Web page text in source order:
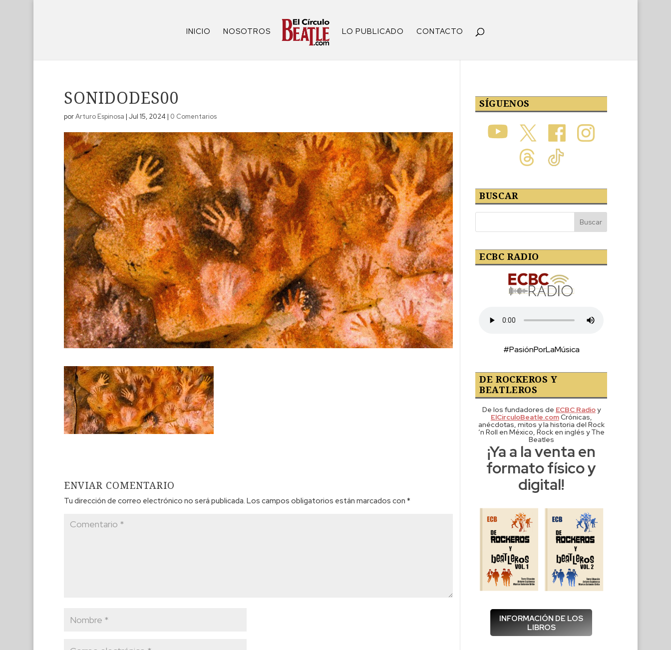
INICIO NOSOTROS LO PUBLICADO CONTACTO
SONIDODES00
porArturo Espinosa | Jul 15, 2024 | 0 Comentarios
ENVIAR COMENTARIO
Tu dirección de correo electrónico no será publicada. Los campos obligatorios están marcados con *
SÍGUENOS
BUSCAR
ECBC RADIO
#PasiónPorLaMúsica
DE ROCKEROS Y
BEATLEROS
De los fundadores de ECBC Radioy
ElCirculoBeatle.comCrónicas,
anécdotas, mitos y la historia del Rock
‘n Roll en México, Rock en inglés y The
Beatles
¡Ya a la venta en
formato físico y
digital!
INFORMACIÓN DE LOS
LIBROS